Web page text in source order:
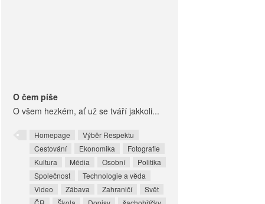
O čem píše
O všem hezkém, ať už se tváří jakkoli...
Homepage
Výběr Respektu
Cestování
Ekonomika
Fotografie
Kultura
Média Osobní
Politika
Společnost
Technologie a věda
Video
Zábava Zahraničí
Svět